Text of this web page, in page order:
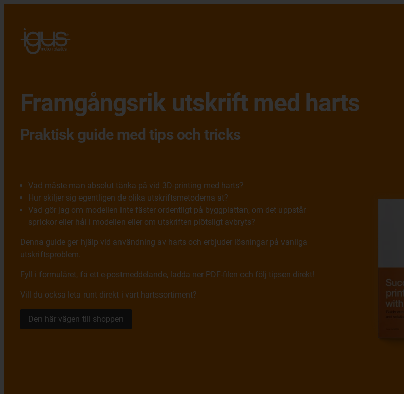
Framgångsrik utskrift med harts
Praktisk guide med tips och tricks
Vad måste man absolut tänka på vid 3D-printing med harts?
Hur skiljer sig egentligen de olika utskriftsmetoderna åt?
Vad gör jag om modellen inte fäster ordentligt på byggplattan, om det uppstår
sprickor eller hål i modellen eller om utskriften plötsligt avbryts?
Denna guide ger hjälp vid användning av harts och erbjuder lösningar på vanliga
utskriftsproblem.
Fyll i formuläret, få ett e-postmeddelande, ladda ner PDF-filen och följ tipsen direkt!
Vill du också leta runt direkt i vårt hartssortiment?
Den här vägen till shoppen